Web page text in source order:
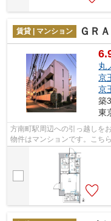
賃貸 | マンション ＧＲ
丸
京
京
築
東
方南町駅周辺への引っ越しを
物件はマンションです。こち
徒歩4分で利用できる駅があり